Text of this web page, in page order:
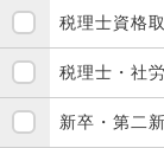
税理士資格
税理士・社
新卒・第二